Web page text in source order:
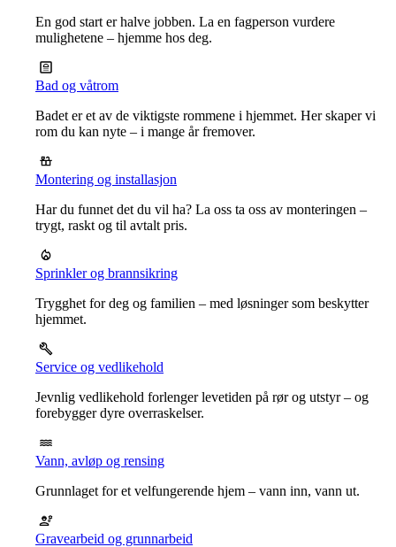
En god start er halve jobben. La en fagperson vurdere
mulighetene – hjemme hos deg.
Bad og våtrom
Badet er et av de viktigste rommene i hjemmet. Her skaper vi
rom du kan nyte – i mange år fremover.
Montering og installasjon
Har du funnet det du vil ha? La oss ta oss av monteringen –
trygt, raskt og til avtalt pris.
Sprinkler og brannsikring
Trygghet for deg og familien – med løsninger som beskytter
hjemmet.
Service og vedlikehold
Jevnlig vedlikehold forlenger levetiden på rør og utstyr – og
forebygger dyre overraskelser.
Vann, avløp og rensing
Grunnlaget for et velfungerende hjem – vann inn, vann ut.
Gravearbeid og grunnarbeid